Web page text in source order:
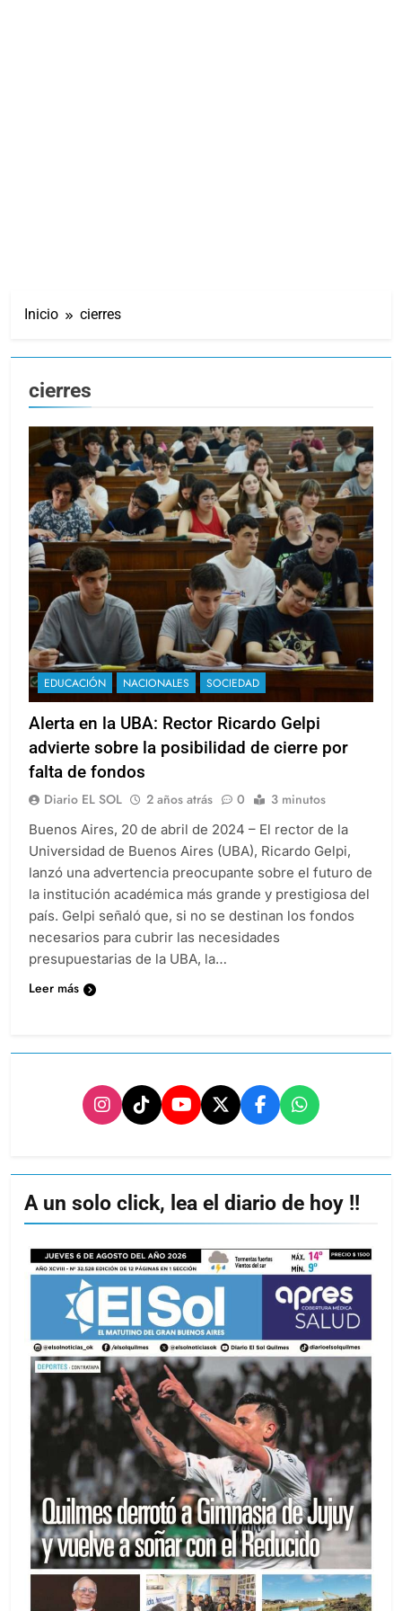
Inicio cierres
cierres
EDUCACIÓN NACIONALES SOCIEDAD
Alerta en la UBA: Rector Ricardo Gelpi
advierte sobre la posibilidad de cierre por
falta de fondos
Diario EL SOL 2 años atrás 0 3 minutos
Buenos Aires, 20 de abril de 2024 – El rector de la
Universidad de Buenos Aires (UBA), Ricardo Gelpi,
lanzó una advertencia preocupante sobre el futuro de
la institución académica más grande y prestigiosa del
país. Gelpi señaló que, si no se destinan los fondos
necesarios para cubrir las necesidades
presupuestarias de la UBA, la…
Leer más
A un solo click, lea el diario de hoy !!